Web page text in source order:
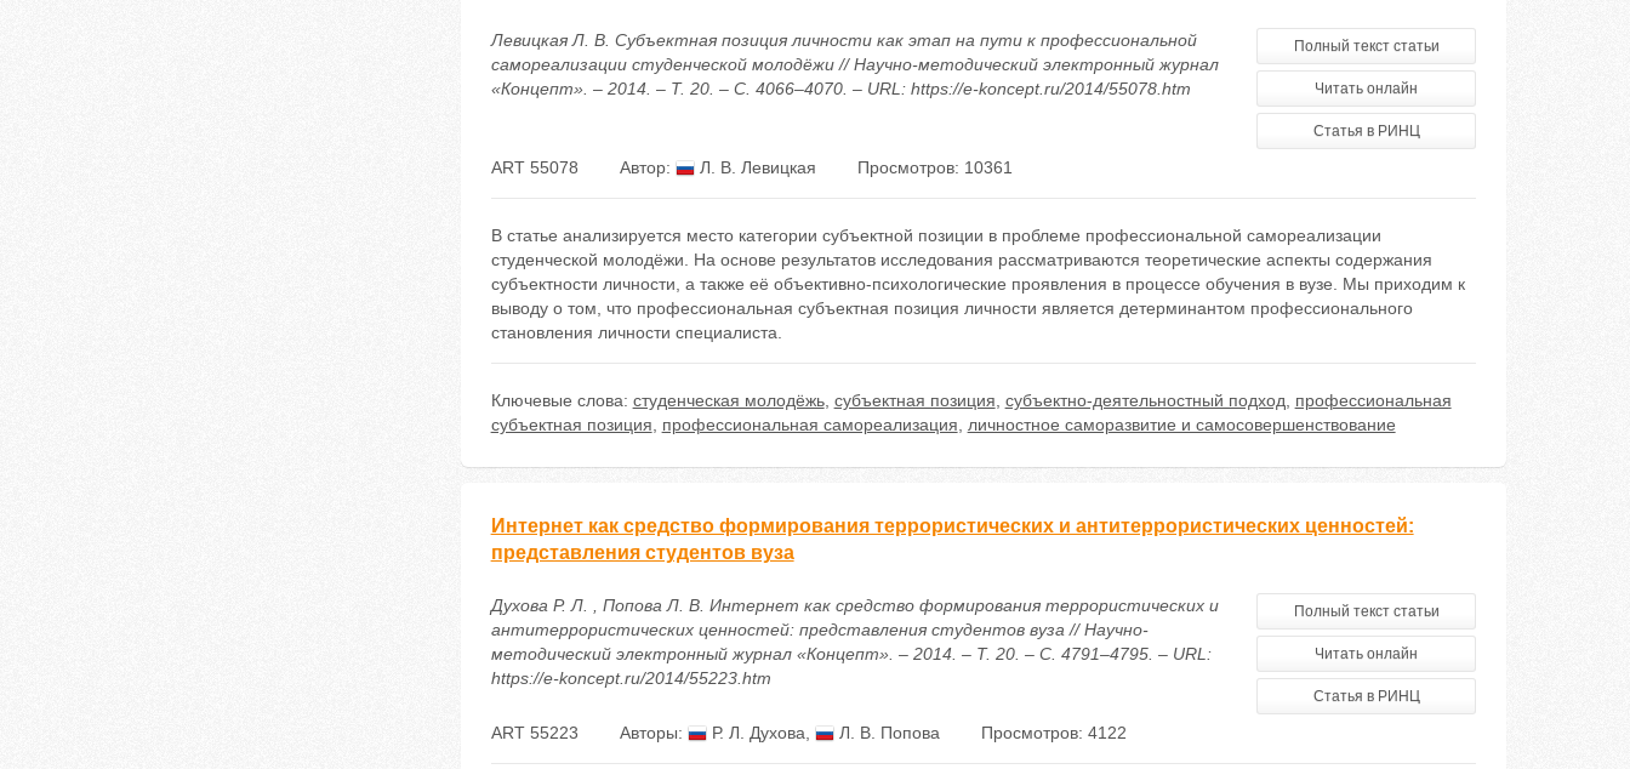
Левицкая Л. В. Субъектная позиция личности как этап на пути к профессиональной
самореализации студенческой молодёжи // Научно-методический электронный журнал
«Концепт». – 2014. – Т. 20. – С. 4066–4070. – URL: https://e-koncept.ru/2014/55078.htm
Полный текст статьи
Читать онлайн
Статья в РИНЦ
ART 55078 Автор: Л. В. Левицкая Просмотров: 10361
В статье анализируется место категории субъектной позиции в проблеме профессиональной самореализации
студенческой молодёжи. На основе результатов исследования рассматриваются теоретические аспекты содержания
субъектности личности, а также её объективно-психологические проявления в процессе обучения в вузе. Мы приходим к
выводу о том, что профессиональная субъектная позиция личности является детерминантом профессионального
становления личности специалиста.
Ключевые слова: студенческая молодёжь, субъектная позиция субъектно-деятельностный подход
профессиональная
субъектная позиция
профессиональная самореализация личностное саморазвитие и самосовершенствование
Интернет как средство формирования террористических и антитеррористических ценностей:
представления студентов вуза
Духова Р. Л. , Попова Л. В. Интернет как средство формирования террористических и
антитеррористических ценностей: представления студентов вуза // Научно-
методический электронный журнал «Концепт». – 2014. – Т. 20. – С. 4791–4795. – URL:
https://e-koncept.ru/2014/55223.htm
Полный текст статьи
Читать онлайн
Статья в РИНЦ
ART 55223 Авторы: Р. Л. Духова Л. В. Попова Просмотров: 4122